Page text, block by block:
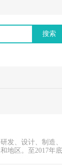
发、设计、制
区。至2017年